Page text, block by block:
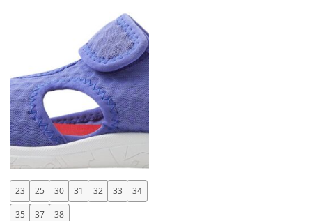
23 25 30 31 32 33
34
35
37 38